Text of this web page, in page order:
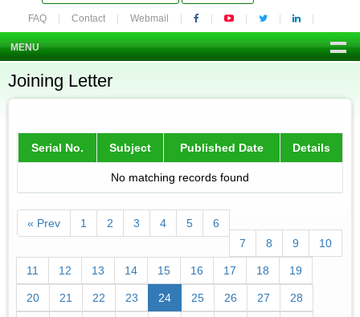
FAQ Contact Webmail
MENU
Joining Letter
Serial No. Subject Published Date Details
No matching records found
« Prev 1 2 3 4 5
6
7
8 9 10
11 12 13 14 15 16 17 18 19
20 21 22 23 24 25 26 27 28